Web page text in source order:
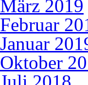
März 2019
Februar
Januar
Oktober